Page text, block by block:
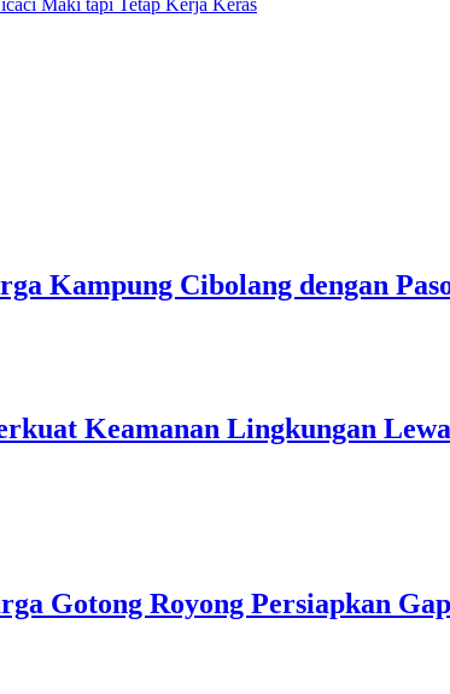
Kampung Cibolang dengan
Keamanan Lingkungan
Gotong Royong Persiapkan